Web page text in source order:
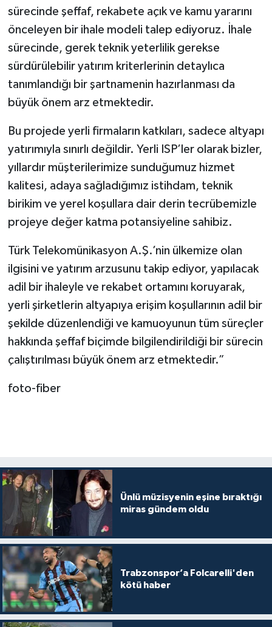
sürecinde şeffaf, rekabete açık ve kamu yararını
önceleyen bir ihale modeli talep ediyoruz. İhale
sürecinde, gerek teknik yeterlilik gerekse
sürdürülebilir yatırım kriterlerinin detaylıca
tanımlandığı bir şartnamenin hazırlanması da
büyük önem arz etmektedir.
Bu projede yerli firmaların katkıları, sadece altyapı
yatırımıyla sınırlı değildir. Yerli ISP’ler olarak bizler,
yıllardır müşterilerimize sunduğumuz hizmet
kalitesi, adaya sağladığımız istihdam, teknik
birikim ve yerel koşullara dair derin tecrübemizle
projeye değer katma potansiyeline sahibiz.
Türk Telekomünikasyon A.Ş.’nin ülkemize olan
ilgisini ve yatırım arzusunu takip ediyor, yapılacak
adil bir ihaleyle ve rekabet ortamını koruyarak,
yerli şirketlerin altyapıya erişim koşullarının adil bir
şekilde düzenlendiği ve kamuoyunun tüm süreçler
hakkında şeffaf biçimde bilgilendirildiği bir sürecin
çalıştırılması büyük önem arz etmektedir.”
foto-fiber
Ünlü müzisyenin eşine bıraktığı
miras gündem oldu
Trabzonspor’a Folcarelli'den
kötü haber